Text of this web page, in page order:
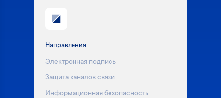
Направления
Электронная подпись
Защита каналов связи
Информационная безопасность